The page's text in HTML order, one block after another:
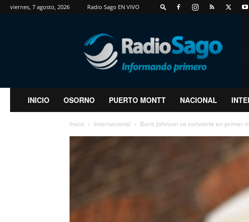
viernes, 7 agosto, 2026 Radio Sago EN VIVO
RadioSago
INICIO OSORNO PUERTO MONTT NACIONAL
Inicio Internacional Boris Johnson se convierte en primer